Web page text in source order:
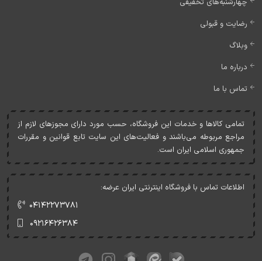
چهارشنبه‌های تخفیفی
رضایت و قبولی
وبلاگ
درباره ما
تماس با ما
تمامی کالاها و خدمات اين فروشگاه، حسب مورد دارای مجوزهای لازم از
مراجع مربوطه می‌باشند و فعاليت‌های اين سايت تابع قوانين و مقررات
جمهوری اسلامی ايران است.
اطلاعات تماس با فروشگاه اینترنتی ایران عرضه:
۰۴۱۴۲۲۷۳۷۸۱
۰۹۲۱۶۴۲۶۳۸۴